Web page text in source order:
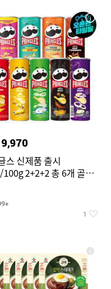
매트리스 퀸
재
여자니트
9,970
스 신제품 출시
2+2+2 총 6개 골라
1